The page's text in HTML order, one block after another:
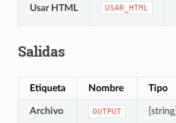
Usar HTML USAR_HTML
Salidas
Etiqueta Nombre Tipo
Archivo OUTPUT [string]